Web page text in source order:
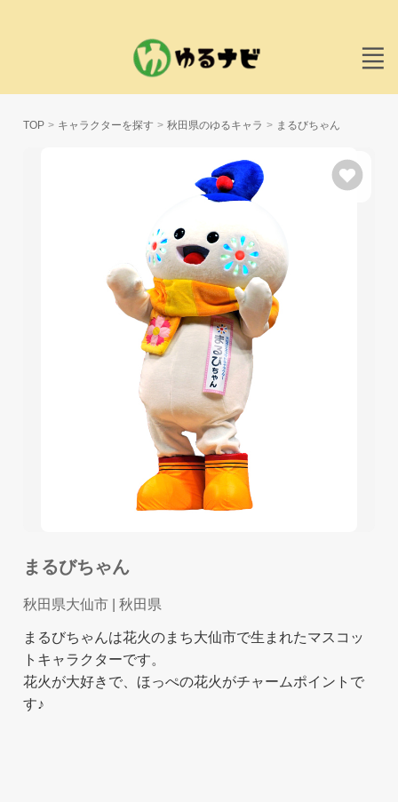
TOP キャラクターを探す 秋田県のゆるキャラ まるびちゃん
まるびちゃん
秋田県大仙市 | 秋田県
まるびちゃんは花火のまち大仙市で生まれたマスコッ
トキャラクターです。
花火が大好きで、ほっぺの花火がチャームポイントで
す♪